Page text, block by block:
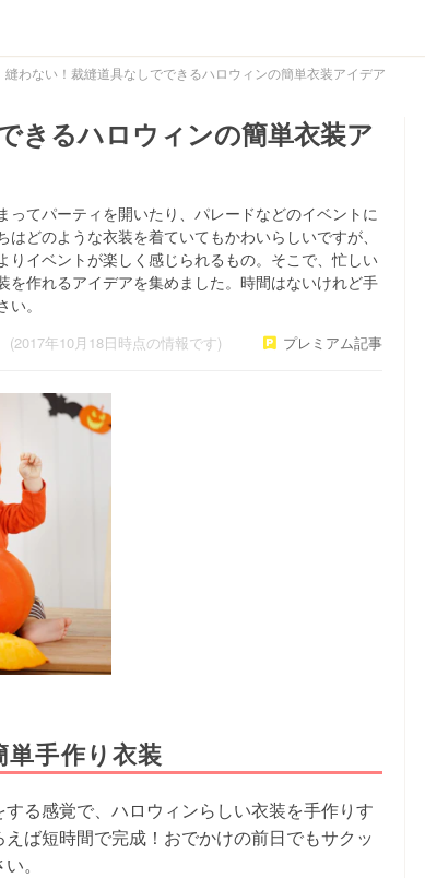
縫わない！裁縫道具なしでできるハロウィンの簡単衣装アイデア
きるハロウィンの簡単衣装ア
てパーティを開いたり、パレードなどのイベントに
どのような衣装を着ていてもかわいらしいですが、
イベントが楽しく感じられるもの。そこで、忙しい
作れるアイデアを集めました。時間はないけれど手
。
(2017年10月18日時点の情報です) プレミアム記事
手作り衣装
る感覚で、ハロウィンらしい衣装を手作りす
ば短時間で完成！おでかけの前日でもサクッ
。